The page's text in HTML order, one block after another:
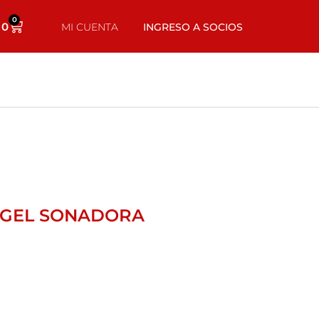
0
MI CUENTA INGRESO A SOCIOS
SONADORA